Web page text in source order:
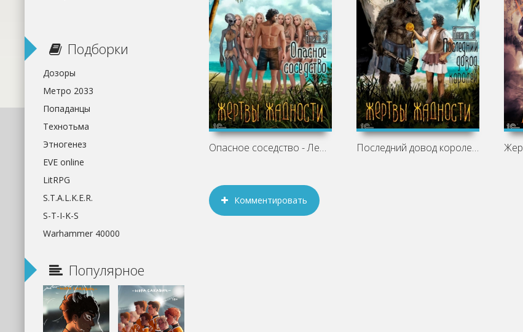
Опасное соседство - Лео Сухов Последний довод королей - Лео Сухов
Комментировать
Подборки
Дозоры
Метро 2033
Попаданцы
Технотьма
Этногенез
EVE online
LitRPG
S.T.A.L.K.E.R.
S-T-I-K-S
Warhammer 40000
Популярное